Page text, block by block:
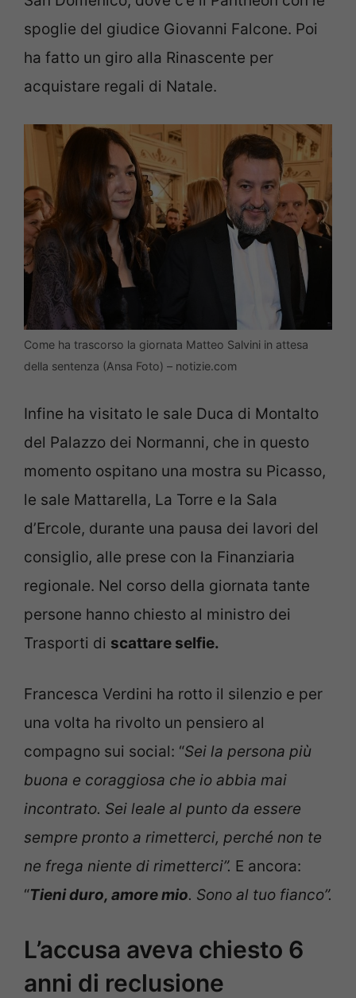
spoglie del giudice Giovanni Falcone. Poi
ha fatto un giro alla Rinascente per
acquistare regali di Natale.
Come ha trascorso la giornata Matteo Salvini in attesa
della sentenza (Ansa Foto) – notizie.com
Infine ha visitato le sale Duca di Montalto
del Palazzo dei Normanni, che in questo
momento ospitano una mostra su Picasso,
le sale Mattarella, La Torre e la Sala
d’Ercole, durante una pausa dei lavori del
consiglio, alle prese con la Finanziaria
regionale. Nel corso della giornata tante
persone hanno chiesto al ministro dei
Trasporti di scattare selfie.
Francesca Verdini ha rotto il silenzio e per
una volta ha rivolto un pensiero al
compagno sui social: “Sei la persona più
buona e coraggiosa che io abbia mai
incontrato. Sei leale al punto da essere
sempre pronto a rimetterci, perché non te
ne frega niente di rimetterci”. E ancora:
“Tieni duro, amore mio. Sono al tuo fianco”.
L’accusa aveva chiesto 6
anni di reclusione